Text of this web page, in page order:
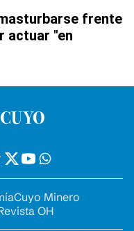
frente
actuar "en
Cuyo Minero
OH